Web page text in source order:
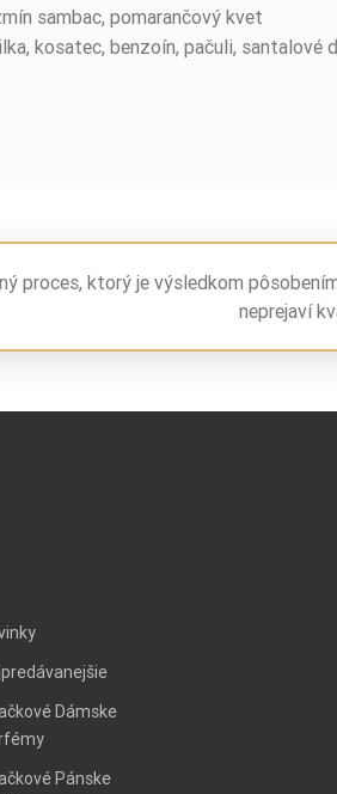
sambac, pomarančový kvet
kosatec, benzoín, pačuli, santalové
proces, ktorý je výsledkom
neprejaví
Dámske
Pánske